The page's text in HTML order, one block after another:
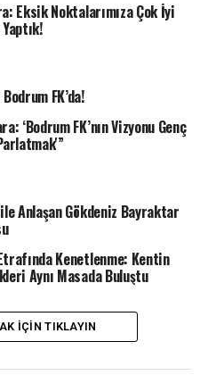
Müdürü Eylem
Korkmaz’ın yanı sıra
sporcular, sporseverler
Eksik Noktalarımıza Çok İyi
FK’da!
‘Bodrum FK’nın Vizyonu Genç
Anlaşan Gökdeniz Bayraktar
Kenetlenme: Kentin
Aynı Masada Buluştu
IÇIN TIKLAYIN